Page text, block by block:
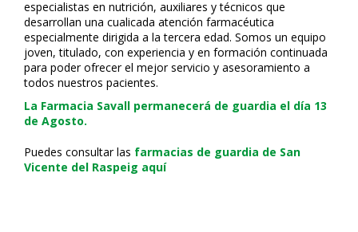
especialistas en nutrición, auxiliares y técnicos que
desarrollan una cualificada atención farmacéutica
especialmente dirigida a la tercera edad. Somos un equipo
joven, titulado, con experiencia y en formación continuada
para poder ofrecer el mejor servicio y asesoramiento a
todos nuestros pacientes.
La Farmacia Savall permanecerá de guardia el día 13
de Agosto.
Puedes consultar las farmacias de guardia de San
Vicente del Raspeig aquí